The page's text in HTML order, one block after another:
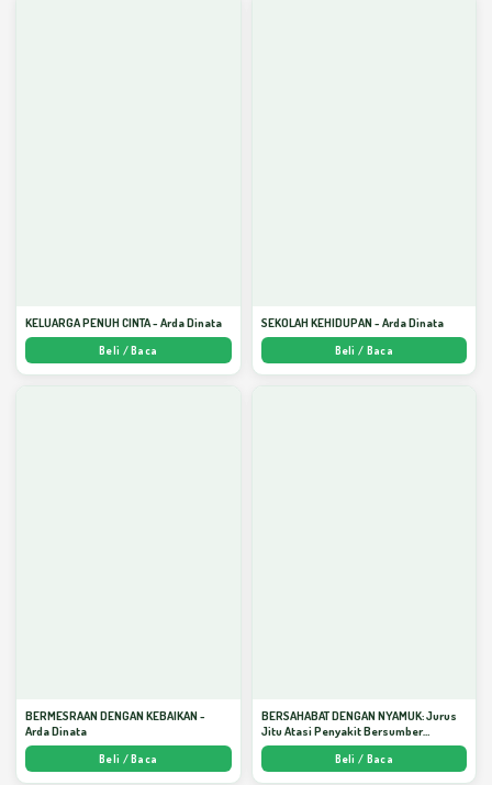
KELUARGA PENUH CINTA - Arda Dinata
Beli / Baca
SEKOLAH KEHIDUPAN - Arda Dinata
Beli / Baca
BERMESRAAN DENGAN KEBAIKAN -
Arda Dinata
Beli / Baca
BERSAHABAT DENGAN NYAMUK: Jurus
Jitu Atasi Penyakit Bersumber
Nyamuk - Arda Dinata
Beli / Baca